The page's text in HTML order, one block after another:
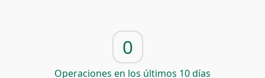
0
Operaciones en los últimos 10 días